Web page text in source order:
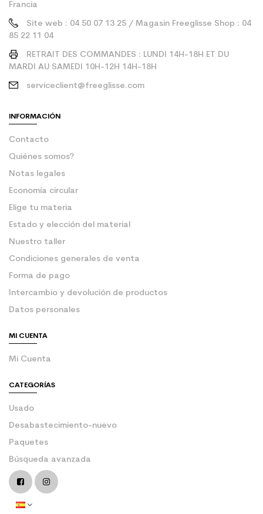
Francia
Site web : 04 50 07 13 25 / Magasin Freeglisse Shop : 04
85 22 11 04
RETRAIT DES COMMANDES : LUNDI 14H-18H ET DU
MARDI AU SAMEDI 10H-12H 14H-18H
serviceclient@freeglisse.com
INFORMACIÓN
Contacto
Quiénes somos?
Notas legales
Economía circular
Elige tu materia
Estado y elección del material
Nuestro taller
Condiciones generales de venta
Forma de pago
Intercambio y devolución de productos
Datos personales
MI CUENTA
Mi Cuenta
CATEGORÍAS
Usado
Desabastecimiento-nuevo
Paquetes
Búsqueda avanzada